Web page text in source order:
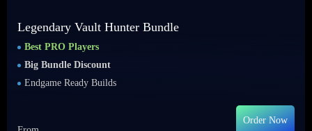
Legendary Vault Hunter Bundle
Best PRO Players
Big Bundle Discount
Endgame Ready Builds
Order Now